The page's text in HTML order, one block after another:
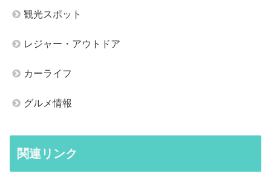
観光スポット
レジャー・アウトドア
カーライフ
グルメ情報
関連リンク